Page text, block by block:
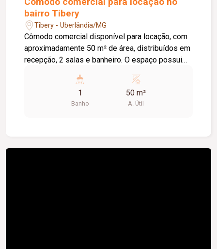
bairro Tibery
Tibery - Uberlândia/MG
Cômodo comercial disponível para locação, com
aproximadamente 50 m² de área, distribuídos em
recepção, 2 salas e banheiro. O espaço possui
ideal para salão de beleza ou outras atividades
o seu negócio. Agende uma visita e conheça o
1
Banho
50 m²
A. Útil